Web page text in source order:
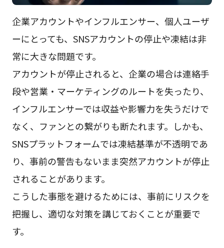
企業アカウントやインフルエンサー、個人ユーザ
ーにとっても、SNSアカウントの停止や凍結は非
常に大きな問題です。
アカウントが停止されると、企業の場合は連絡手
段や営業・マーケティングのルートを失ったり、
インフルエンサーでは収益や影響力を失うだけで
なく、ファンとの繋がりも断たれます。しかも、
SNSプラットフォームでは凍結基準が不透明であ
り、事前の警告もないまま突然アカウントが停止
されることがあります。
こうした事態を避けるためには、事前にリスクを
把握し、適切な対策を講じておくことが重要で
す。